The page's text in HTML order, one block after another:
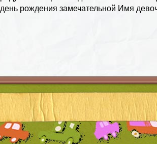
день рождения замечательной Имя